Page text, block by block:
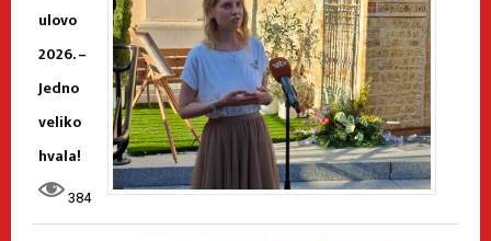
ulovo
2026. –
Jedno
veliko
hvala!
384